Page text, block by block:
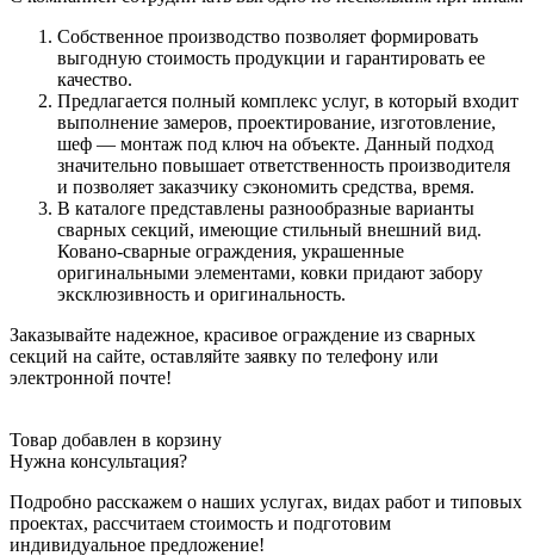
Собственное производство позволяет формировать
выгодную стоимость продукции и гарантировать ее
качество.
Предлагается полный комплекс услуг, в который входит
выполнение замеров, проектирование, изготовление,
шеф — монтаж под ключ на объекте. Данный подход
значительно повышает ответственность производителя
и позволяет заказчику сэкономить средства, время.
В каталоге представлены разнообразные варианты
сварных секций, имеющие стильный внешний вид.
Ковано-сварные ограждения, украшенные
оригинальными элементами, ковки придают забору
эксклюзивность и оригинальность.
Заказывайте надежное, красивое ограждение из сварных
секций на сайте, оставляйте заявку по телефону или
электронной почте!
Товар добавлен в корзину
Нужна консультация?
Подробно расскажем о наших услугах, видах работ и типовых
проектах, рассчитаем стоимость и подготовим
индивидуальное предложение!